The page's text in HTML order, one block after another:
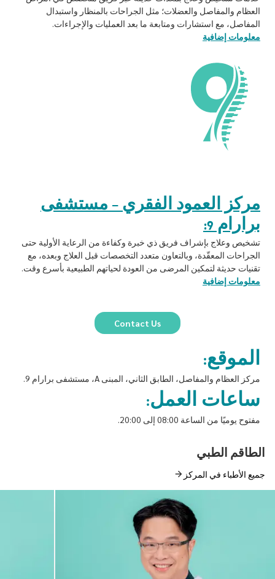
العظام والمفاصل والعضلات؛ مثل الجراحات بالمنظار واستبدال
المفاصل، مع استشارات ومتابعة ما بعد العمليات والإجراءات.
معلومات إضافية
مركز العمود الفقري – مستشفى
برارام 9:
تشخيص وعلاج بإشراف فريق ذي خبرة وكفاءة من الرعاية الأولية حتى
الجراحات المعقّدة، وبالتعاون متعدد التخصصات قبل العلاج وبعده، مع
تقنيات حديثة لتمكين المرضى من العودة لحياتهم الطبيعية بأسرع وقت.
معلومات إضافية
Contact Us
الموقع:
مركز العظام والمفاصل، الطابق الثاني، المبنى A، مستشفى برارام 9.
ساعات العمل:
مفتوح يوميًا من الساعة 08:00 إلى 20:00.
الطاقم الطبي
جميع الأطباء في المركز